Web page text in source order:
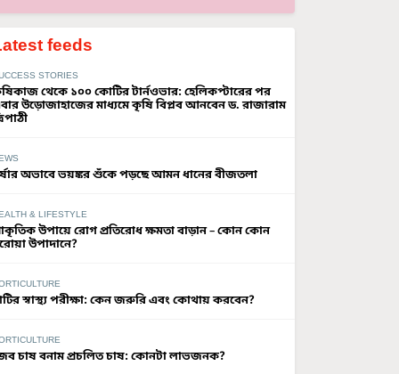
feeds
STORIES
থেকে ১০০ কোটির টার্নওভার: হেলিকপ্টারের পর
উড়োজাহাজের মাধ্যমে কৃষি বিপ্লব আনবেন ড. রাজারাম
অভাবে ভয়ঙ্কর শুঁকে পড়ছে আমন ধানের বীজতলা
& LIFESTYLE
উপায়ে রোগ প্রতিরোধ ক্ষমতা বাড়ান – কোন কোন
উপাদানে?
স্বাস্থ্য পরীক্ষা: কেন জরুরি এবং কোথায় করবেন?
চাষ বনাম প্রচলিত চাষ: কোনটা লাভজনক?